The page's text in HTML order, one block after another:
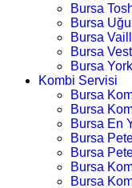
Bursa
Bursa
Bursa
Bursa
Bursa
Kombi Servisi
Bursa
Bursa
Bursa En
Bursa
Bursa
Bursa
Bursa